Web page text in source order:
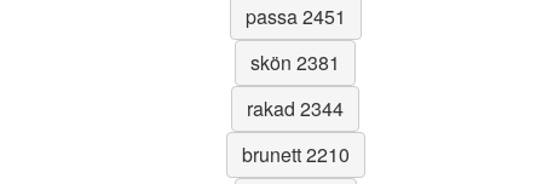
passa 2451
skön 2381
rakad 2344
brunett 2210